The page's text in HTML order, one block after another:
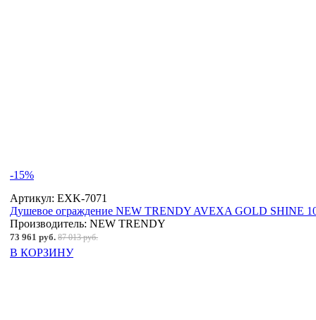
-15%
Артикул: EXK-7071
Душевое ограждение NEW TRENDY AVEXA GOLD SHINE
Производитель: NEW TRENDY
73 961 руб. 87 013 руб.
В КОРЗИНУ